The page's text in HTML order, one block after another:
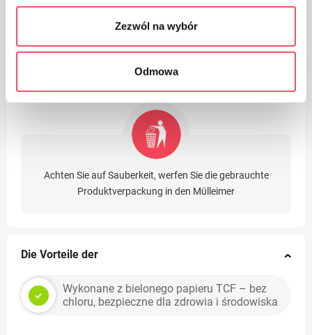
Zezwól na wybór
Odmowa
Verpackungen aus Polypropylen, PP gelten (neben PET)
als der sicherste Kunststoff für unsere Gesundheit
Achten Sie auf Sauberkeit, werfen Sie die gebrauchte
Produktverpackung in den Mülleimer
Die Vorteile der
Wykonane z bielonego papieru TCF – bez
chloru, bezpieczne dla zdrowia i środowiska